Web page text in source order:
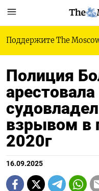
Поддержите The
Полиция
взрывом в
2020г
16.09.2025